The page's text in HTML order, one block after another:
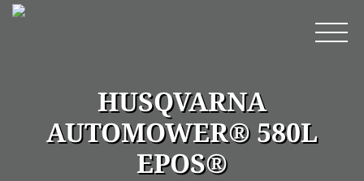
HUSQVARNA
AUTOMOWER® 580L
EPOS®